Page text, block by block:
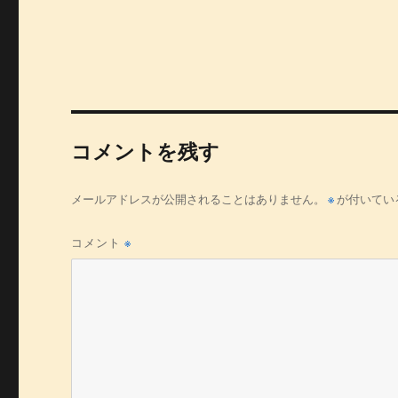
コメントを残す
メールアドレスが公開されることはありません。 ※ が付いて
コメント※